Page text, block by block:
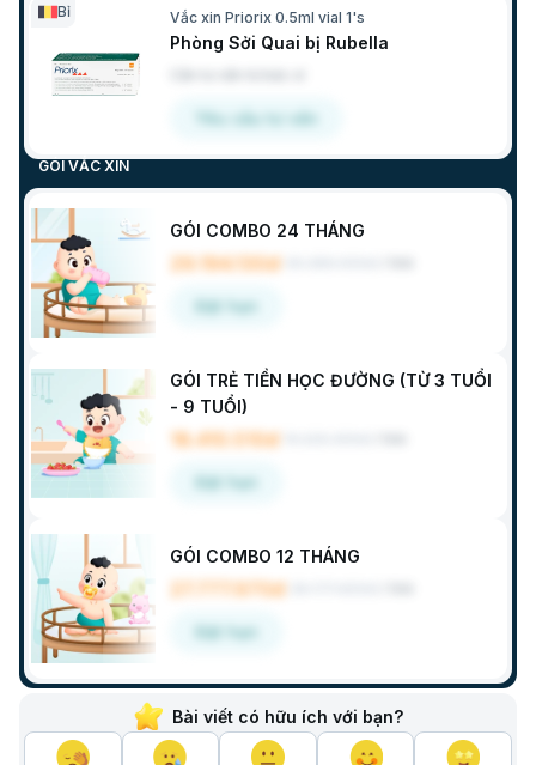
Bỉ Vắc xin Priorix 0.5ml vial 1's
Phòng Sởi Quai bị Rubella
Yêu cầu tư vấn
GÓI VẮC XIN
GÓI COMBO 24 THÁNG
29.194.130đ
Đặt hẹn
GÓI TRẺ TIỀN HỌC ĐƯỜNG (TỪ 3 TUỔI
- 9 TUỔI)
18.410.510đ
Đặt hẹn
GÓI COMBO 12 THÁNG
27.777.970đ
Đặt hẹn
Bài viết có hữu ích với bạn?